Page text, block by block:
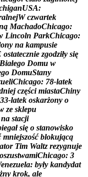
higanUSA:
alnejW czwartek
ą MachadoChicago:
Lincoln ParkChicago:
ony na kampusie
ostatecznie zgodziły się
Białego Domu w
go DomuStany
ueliChicago: 78-latek
niej części miastaChiny
33-latek oskarżony o
ze sklepu
na stacji
iegał się o stanowisko
mniejszość blokującą
ator Tim Waltz rezygnuje
oszustwamiChicago: 3
enezuela: były kandydat
żny krok, ale